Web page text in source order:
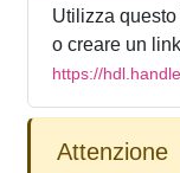
Utilizza
o creare un
https://
Attenzione